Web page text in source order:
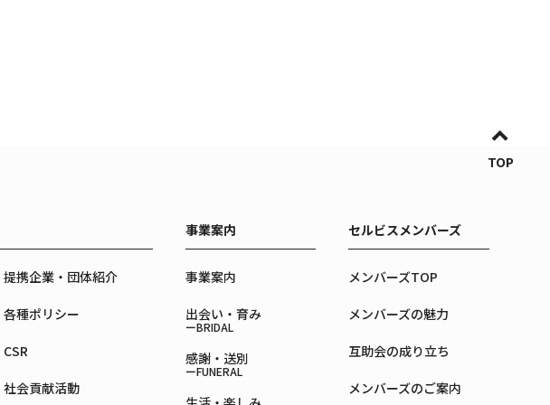
TOP
提携企業・団体紹介
各種ポリシー
CSR
社会貢献活動
事業案内
事業案内
出会い・育み
ーBRIDAL
感謝・送別
ーFUNERAL
セルビスメンバーズ
メンバーズTOP
メンバーズの魅力
互助会の成り立ち
メンバーズのご案内